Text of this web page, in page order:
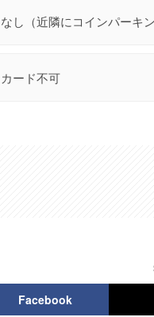
なし（近隣にコインパーキン
カード不可
Facebook